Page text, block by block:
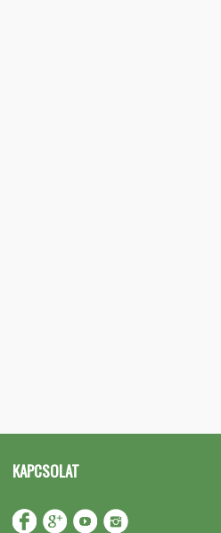
KAPCSOLAT